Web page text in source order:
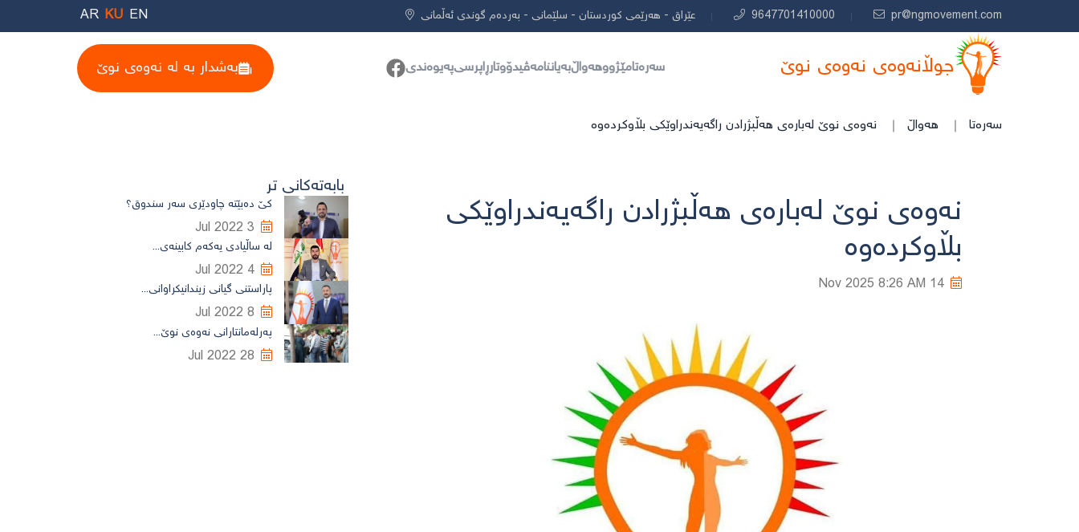
pr@ngmovement.com
9647701410000 عێراق - هەرێمی کوردستان - سلێمانی - بەردەم گوندی ئەڵمانی EN
KU
AR
جوڵانەوەی نەوەی نوێ سەرەتامێژووهەواڵبەیاننامەڤیدۆوتارڕاپرسیپەیوەندی بەشدار بە لە نەوەی نوێ
سەرەتا هەواڵ نەوەی نوێ لەبارەی هەڵبژرادن راگەیەندراوێكی بڵاوكردەوە
نەوەی نوێ لەبارەی هەڵبژرادن راگەیەندراوێكی
بڵاوكردەوە
14 Nov 2025
8:26 AM
بابەتەکانی تر
کێ دەبێتە چاودێری سەر سندوق؟
3 Jul 2022
لە ساڵیادی یەکەم کابینەی...
4 Jul 2022
پاراستنی گیانی زیندانیکراوانی...
8 Jul 2022
پەرلەمانتارانی نەوەی نوێ...
28 Jul 2022